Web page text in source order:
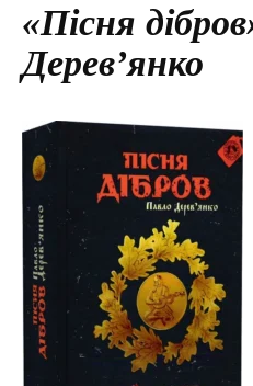
«Пісня
Дерев’янко